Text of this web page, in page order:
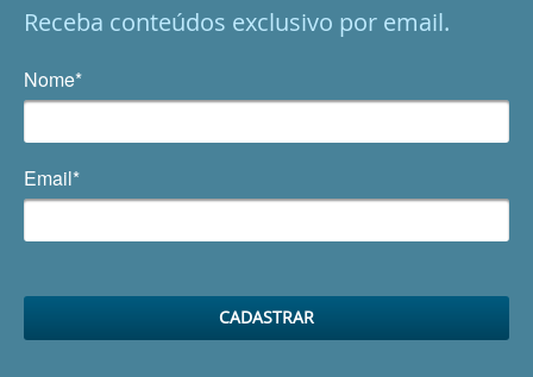
Receba conteúdos exclusivo por email.
Nome*
Email*